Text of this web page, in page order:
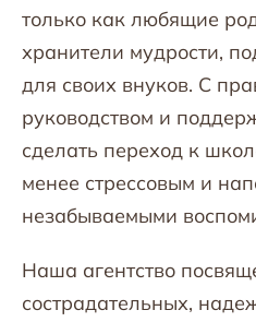
только как любящие
хранители мудрости,
для своих внуков. С
руководством и
сделать переход к
менее стрессовым и
незабываемыми
Наша агентство
сострадательных,